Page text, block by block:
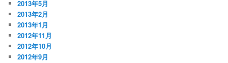
2013年5月
2013年2月
2013年1月
2012年11月
2012年10月
2012年9月